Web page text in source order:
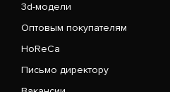
3d-модели
Оптовым покупателям
HoReCa
Письмо директору